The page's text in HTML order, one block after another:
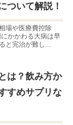
ついて解説！
場や医療費控除
かかわる大病は早
と完治が難し...
は？飲み方か
すめサプリな